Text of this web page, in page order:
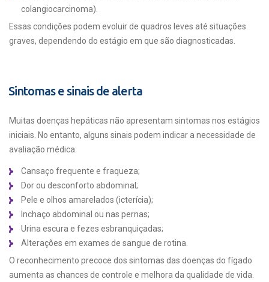
colangiocarcinoma).
Essas condições podem evoluir de quadros leves até situações
graves, dependendo do estágio em que são diagnosticadas.
Sintomas e sinais de alerta
Muitas doenças hepáticas não apresentam sintomas nos estágios
iniciais. No entanto, alguns sinais podem indicar a necessidade de
avaliação médica:
Cansaço frequente e fraqueza;
Dor ou desconforto abdominal;
Pele e olhos amarelados (icterícia);
Inchaço abdominal ou nas pernas;
Urina escura e fezes esbranquiçadas;
Alterações em exames de sangue de rotina.
O reconhecimento precoce dos sintomas das doenças do fígado
aumenta as chances de controle e melhora da qualidade de vida.